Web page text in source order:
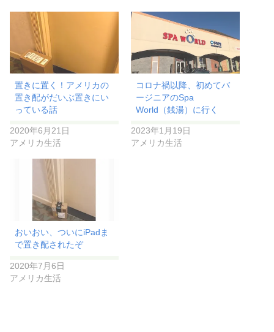
置きに置く！アメリカの
置き配がだいぶ置きにい
っている話
2020年6月21日
アメリカ生活
コロナ禍以降、初めてバ
ージニアのSpa
World（銭湯）に行く
2023年1月19日
アメリカ生活
おいおい、ついにiPadま
で置き配されたぞ
2020年7月6日
アメリカ生活